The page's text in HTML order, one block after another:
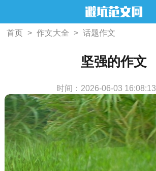
首页 > 作文大全 > 话题作文
坚强的作文
时间：2026-06-03 16:08:13